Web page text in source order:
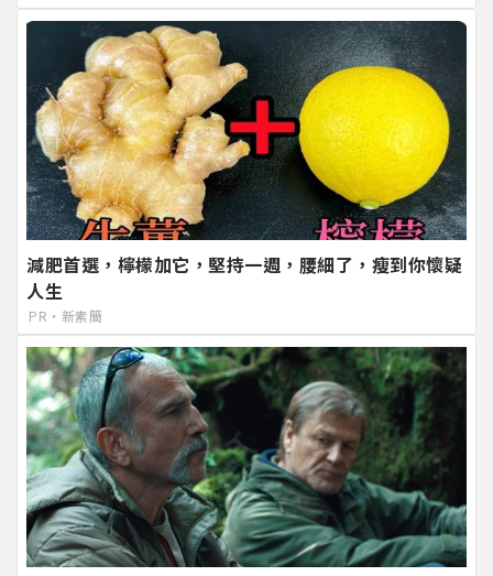
減肥首選，檸檬加它，堅持一週，腰細了，瘦到你懷疑
人生
PR・新素簡